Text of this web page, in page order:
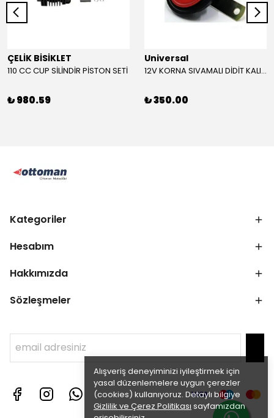
Alışveriş deneyiminizi iyileştirmek için
yasal düzenlemelere uygun çerezler
(cookies) kullanıyoruz. Detaylı bilgiye
Gizlilik ve Çerez Politikası sayfamızdan
ÇELİK BİSİKLET
110 CC CUP SİLİNDİR PİSTON SETİ
₺ 980.59
Universal
12V KORNA SIVAMALI DİDİT KALIN SESLİ (KIRMIZI)
₺ 350.00
Kategoriler
Hesabım
Hakkımızda
Sözleşmeler